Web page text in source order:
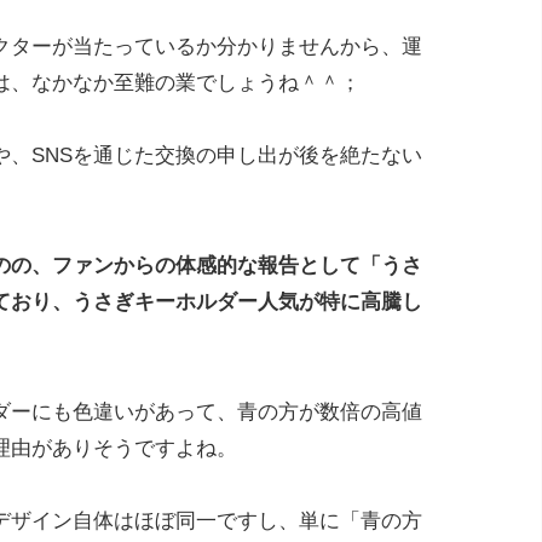
ーが当たっているか分かりませんから、運
なかなか至難の業でしょうね＾＾；
SNSを通じた交換の申し出が後を絶たない
、ファンからの体感的な報告として「うさ
り、うさぎキーホルダー人気が特に高騰し
にも色違いがあって、青の方が数倍の高値
がありそうですよね。
イン自体はほぼ同一ですし、単に「青の方